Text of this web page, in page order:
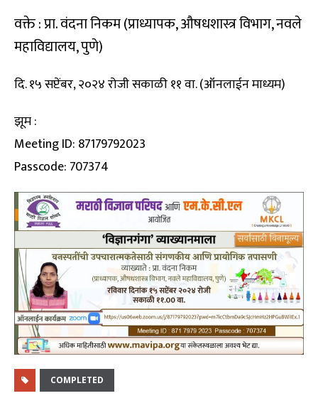
वक्ते : प्रा. वंदना निकम (प्राध्यापक, औषधशास्त्र विभाग, नवले
महाविद्यालय, पुणे)
दि. १५ सप्टेंबर, २०२४ रोजी सकाळी ११ वा. (ऑनलाईन माध्यम)
झूम :
Meeting ID: 87179792023
Passcode: 707374
COMPLETED